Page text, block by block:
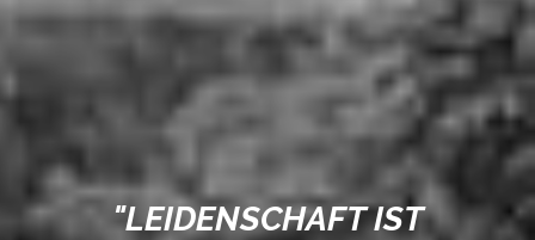
"LEIDENSCHAFT IST